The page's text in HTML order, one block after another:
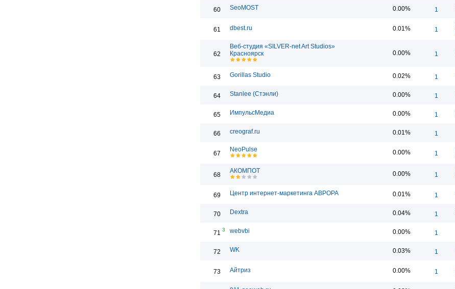
60 SeoMOST 0.00% 1
61 dbest.ru 0.01% 1
62
Веб-студия «SILVER-net Art Studios»
Красноярск
0.00% 1
63 Gorillas Studio 0.02% 1
64 Stanlee (Стэнли) 0.00% 1
65 ИмпульсМедиа 0.00% 1
66 creograf.ru 0.01% 1
67
NeoPulse 0.00% 1
68
АКОМПОТ 0.00% 1
69 Центр интернет-маркетинга АВРОРА 0.01% 1
70 Dextra 0.04% 1
71 3 webvbi 0.00% 1
72 WK 0.03% 1
73 Айтриз 0.00% 1